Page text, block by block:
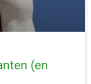
(en